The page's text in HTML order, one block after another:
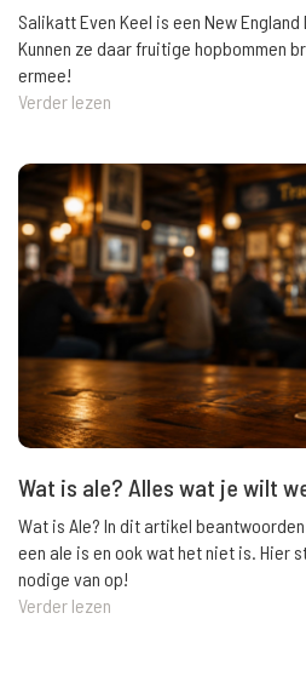
Salikatt Even Keel is een New
Kunnen ze daar fruitige hopbommen
ermee!
Verder lezen
Wat is ale? Alles wat je wilt
Wat is Ale? In dit artikel
een ale is en ook wat het niet is. Hier
nodige van op!
Verder lezen